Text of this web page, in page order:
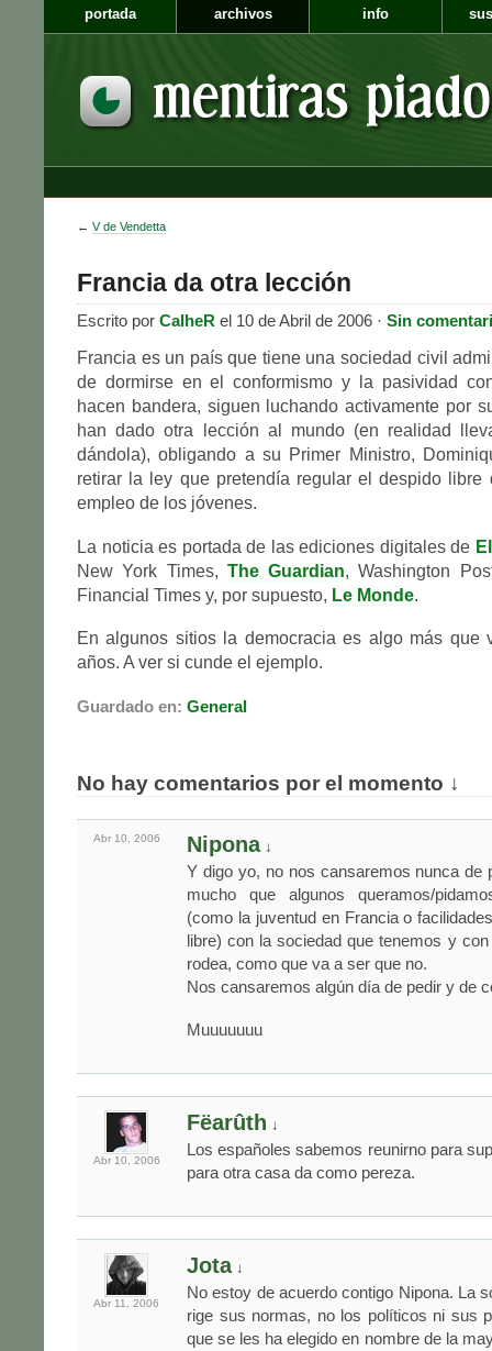
portada archivos info
← V de Vendetta
Francia da otra lección
Escrito por CalheR el 10 de Abril de 2006 · Sin
Francia es un país que tiene una sociedad civil
de dormirse en el conformismo y la pasividad
hacen bandera, siguen luchando activamente por
han dado otra lección al mundo (en realidad
dándola), obligando a su Primer Ministro,
retirar la ley que pretendía regular el despido libre
empleo de los jóvenes.
La noticia es portada de las ediciones digitales de
New York Times, The Guardian, Washington
Financial Times y, por supuesto, Le Monde.
En algunos sitios la democracia es algo más que
años. A ver si cunde el ejemplo.
Guardado en: General
No hay comentarios por el momento ↓
Abr 10, 2006 Nipona↓
Y digo yo, no nos cansaremos nunca de
mucho que algunos queramos/
(como la juventud en Francia o
libre) con la sociedad que tenemos y
rodea, como que va a ser que no.
Nos cansaremos algún día de pedir y de
Muuuuuuu
Abr 10, 2006
Fëarûth ↓
Los españoles sabemos reunirno para
para otra casa da como pereza.
Abr 11, 2006
Jota↓
No estoy de acuerdo contigo Nipona. La
rige sus normas, no los políticos ni sus
que se les ha elegido en nombre de la